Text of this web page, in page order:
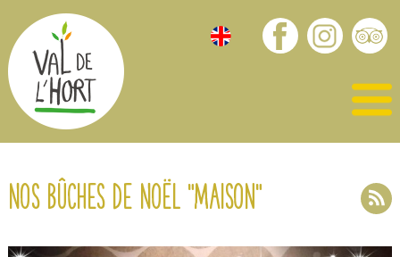
Nos bûches de Noël "maison"